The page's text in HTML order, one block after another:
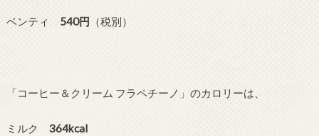
ベンティ 540円 （税別）
「コーヒー＆クリーム フラペチーノ」のカロリーは、
ミルク 364kcal